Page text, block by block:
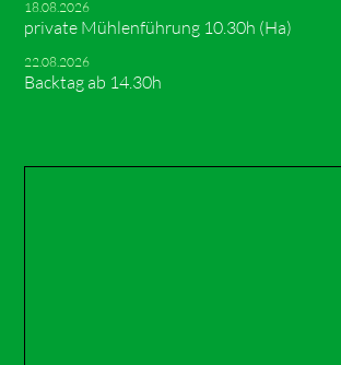
18.08.2026
private Mühlenführung 10.30h (Ha)
22.08.2026
Backtag ab 14.30h